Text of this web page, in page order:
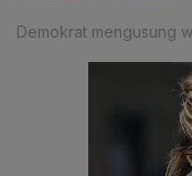
Demokrat mengusung